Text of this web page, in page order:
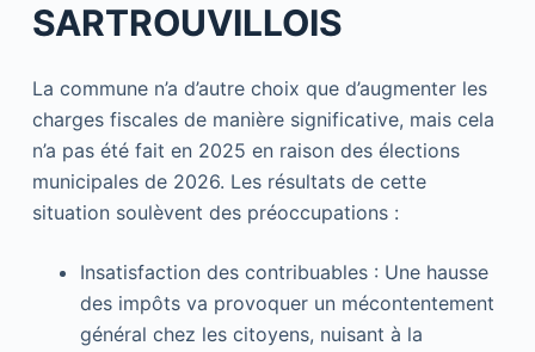
SARTROUVILLOIS
La commune n’a d’autre choix que d’augmenter les
charges fiscales de manière significative, mais cela
n’a pas été fait en 2025 en raison des élections
municipales de 2026. Les résultats de cette
situation soulèvent des préoccupations :
Insatisfaction des contribuables : Une hausse
des impôts va provoquer un mécontentement
général chez les citoyens, nuisant à la